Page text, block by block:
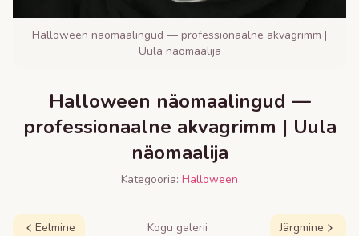
Halloween näomaalingud — professionaalne akvagrimm |
Uula näomaalija
Halloween näomaalingud —
professionaalne akvagrimm | Uula
näomaalija
Kategooria: Halloween
Eelmine Kogu galerii Järgmine